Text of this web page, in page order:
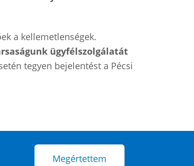
a kellemetlenségek.
ügyfélszolgálatát
tegyen bejelentést a Pécsi
Megértettem